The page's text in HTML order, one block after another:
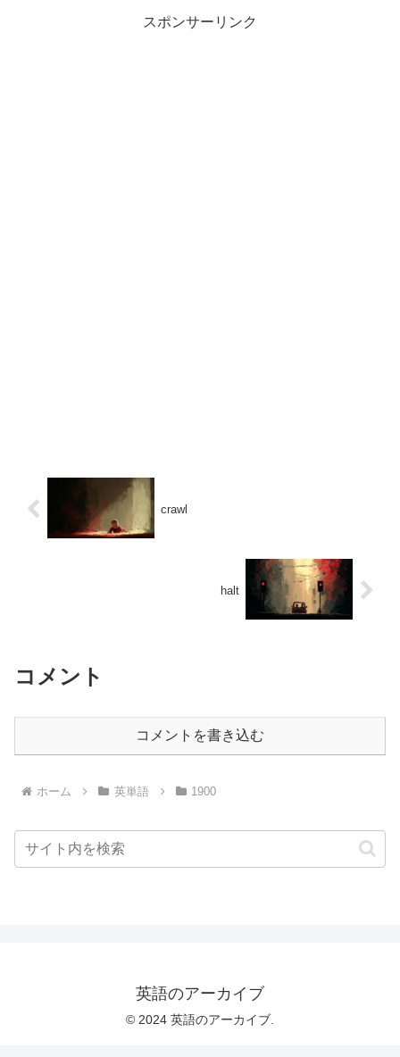
スポンサーリンク
crawl
halt
コメント
コメントを書き込む
ホーム 英単語 1900
英語のアーカイブ
© 2024 英語のアーカイブ.